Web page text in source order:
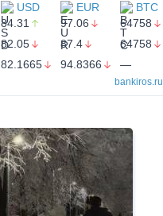
USD EUR BTC
84.31 97.06 64758
82.05 87.4 64758
82.1665 94.8366 —
bankiros.ru